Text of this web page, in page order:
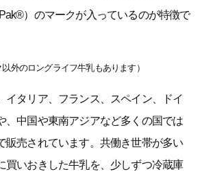
）のマークが入っているのが特徴で
外のロングライフ牛乳もあります）
イタリア、フランス、スペイン、ドイ
、中国や東南アジアなど多くの国では
販売されています。共働き世帯が多い
買いおきした牛乳を、少しずつ冷蔵庫